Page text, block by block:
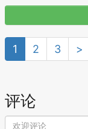
1 2 3 >
评论